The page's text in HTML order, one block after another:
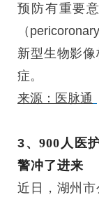
预防有重要
（
新型生物影
症。
来源：医脉通
3、900人医
警冲了进来
近日，湖州